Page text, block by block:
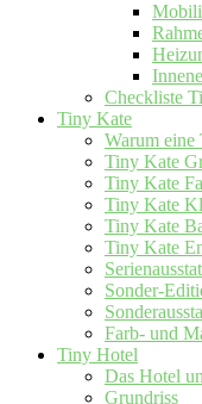
Checkliste
Tiny Kate
Warum eine
Tiny Kate
Tiny Kate
Tiny Kate
Tiny Kate
Tiny Kate
Sonder-
Farb- und
Tiny Hotel
Das Hotel
Grundriss